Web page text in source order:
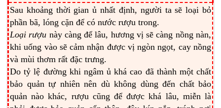
Sau khoảng thời gian ủ nhất định, người ta sẽ loại bỏ
phần bã, lóng cặn để có nước rượu trong.
Loại rượu này càng để lâu, hương vị sẽ càng nồng nàn,
khi uống vào sẽ cảm nhận được vị ngòn ngọt, cay nồng
và mùi thơm rất đặc trưng.
Do tỷ lệ đường khi ngâm ủ khá cao đã thành một chất
bảo quản tự nhiên nên dù không dùng đến chất bảo
quản nào khác, rượu cũng để được khá lâu, miễn là